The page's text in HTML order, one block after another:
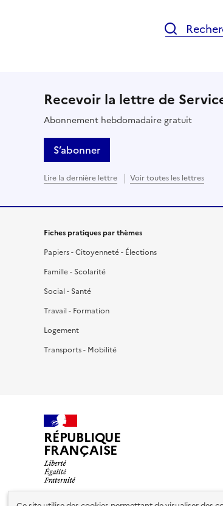
Recevoir la lettre de
Abonnement hebdomadaire gratuit
S’abonner
Lire la dernière lettre Voir toutes les lettres
Fiches pratiques par thèmes
Papiers - Citoyenneté - Élections
Famille - Scolarité
Social - Santé
Travail - Formation
Logement
Transports - Mobilité
RÉPUBLIQUE
FRANÇAISE